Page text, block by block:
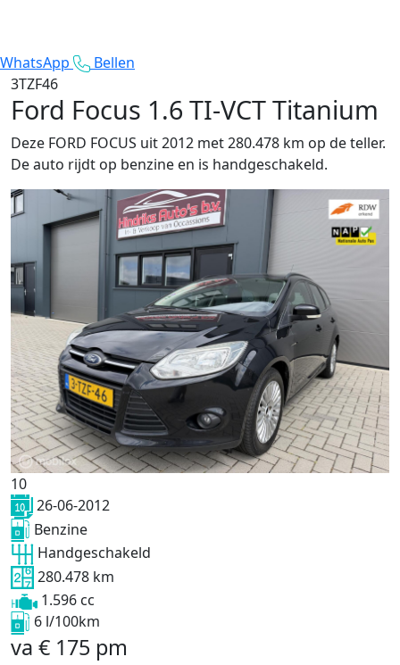
WhatsApp
Bellen
3TZF46
Ford Focus 1.6 TI-VCT Titanium
Deze FORD FOCUS uit 2012 met 280.478 km op de teller.
De auto rijdt op benzine en is handgeschakeld.
10
26-06-2012
Benzine
Handgeschakeld
280.478 km
1.596 cc
6 l/100km
va € 175 pm